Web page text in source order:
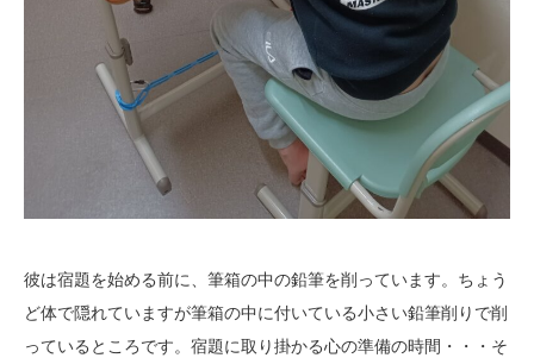
彼は宿題を始める前に、筆箱の中の鉛筆を削っています。ちょう
ど体で隠れていますが筆箱の中に付いている小さい鉛筆削りで削
っているところです。宿題に取り掛かる心の準備の時間・・・そ